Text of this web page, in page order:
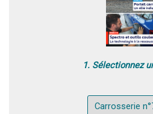
1. Sélectionnez